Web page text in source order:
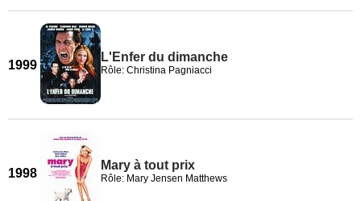
1999
L'Enfer du dimanche
Rôle: Christina Pagniacci
1998
Mary à tout prix
Rôle: Mary Jensen Matthews